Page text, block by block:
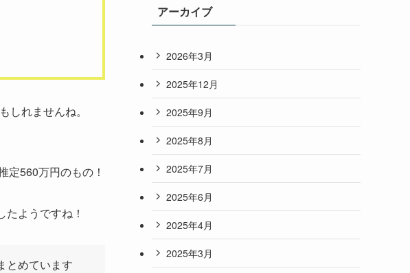
れませんね。
定560万円のもの！
ようですね！
とめています
アーカイブ
2026年3月
2025年12月
2025年9月
2025年8月
2025年7月
2025年6月
2025年4月
2025年3月